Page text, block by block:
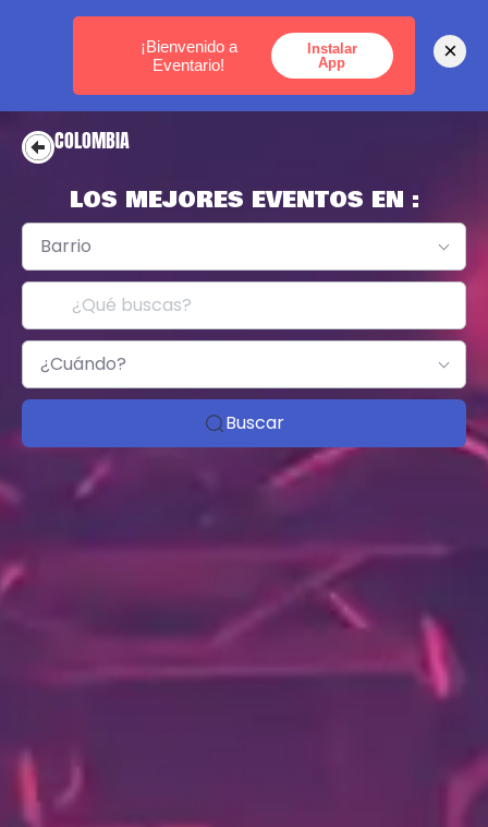
MEDELLÍN - BOGOTÁ - CARTAGENA
COLOMBIA
LOS MEJORES EVENTOS EN :
Barrio
¿Cuándo?
Buscar
¡Bienvenido a
Eventario!
Instalar
App
×